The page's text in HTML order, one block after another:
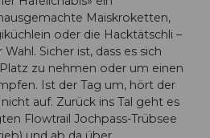
Maiskroketten,
oder die Hacktätschli –
Sicher ist, dass es sich
zu nehmen oder um einen
Ist der Tag um, hört der
auf. Zurück ins Tal geht es
Flowtrail Jochpass-Trübsee